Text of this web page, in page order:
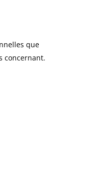
que
concernant.